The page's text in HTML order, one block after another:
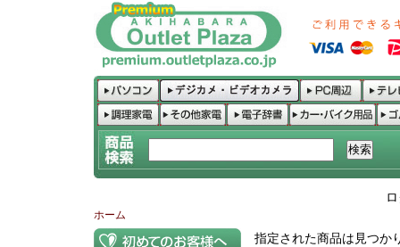
ホーム
指定された商品は見つか